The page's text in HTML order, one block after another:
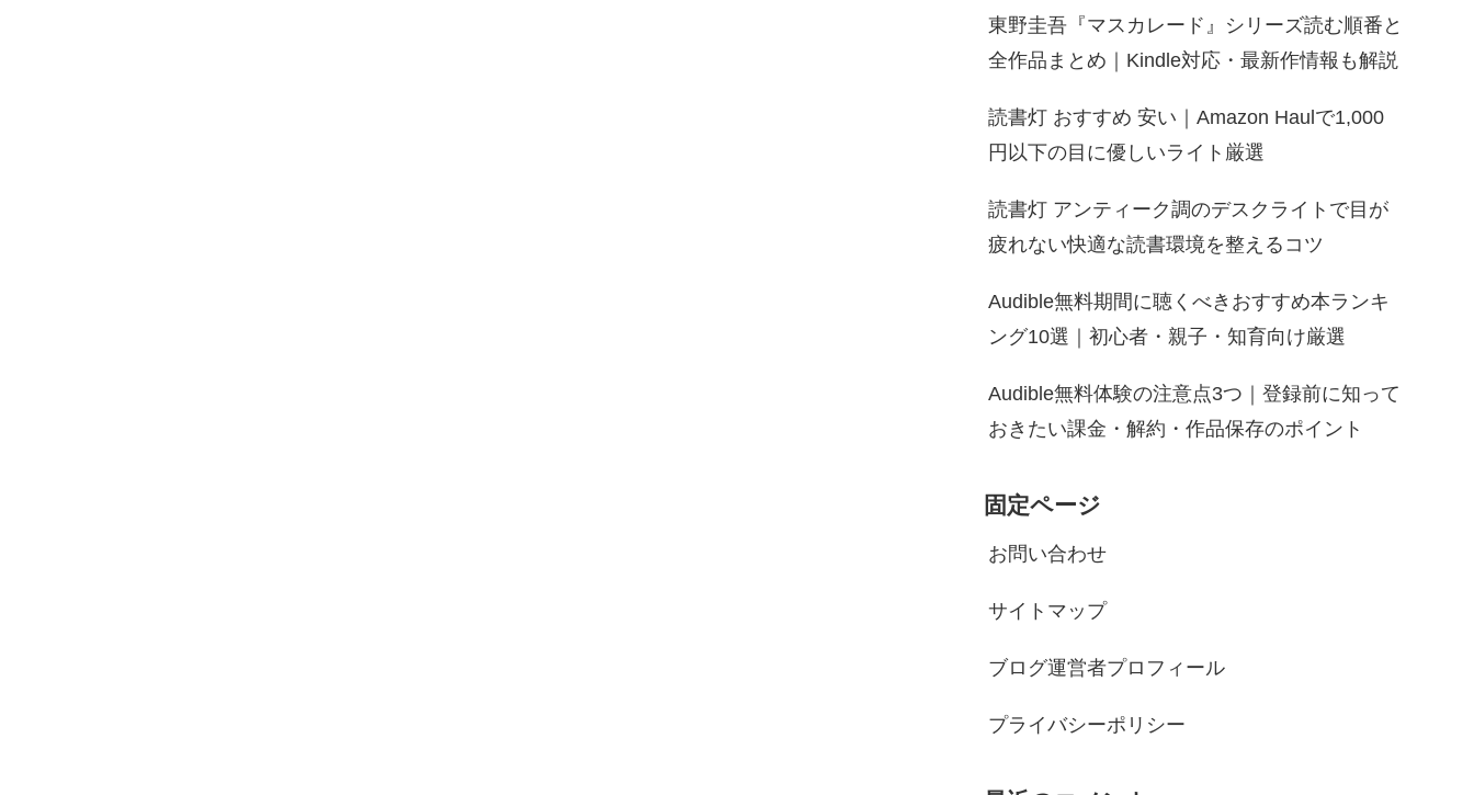
東野圭吾『マスカレード』シリーズ読む順番と
全作品まとめ｜Kindle対応・最新作情報も解説
読書灯 おすすめ 安い｜Amazon Haulで1,000
円以下の目に優しいライト厳選
読書灯 アンティーク調のデスクライトで目が
疲れない快適な読書環境を整えるコツ
Audible無料期間に聴くべきおすすめ本ランキ
ング10選｜初心者・親子・知育向け厳選
Audible無料体験の注意点3つ｜登録前に知って
おきたい課金・解約・作品保存のポイント
固定ページ
お問い合わせ
サイトマップ
ブログ運営者プロフィール
プライバシーポリシー